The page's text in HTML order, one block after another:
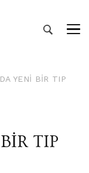
YENİ BİR TIP
TIP